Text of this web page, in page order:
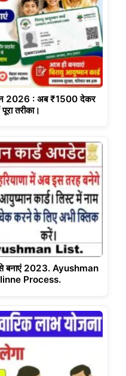
2026 : अब ₹1500 देकर
तरीका।
बनाएं 2023. Ayushman
Process.